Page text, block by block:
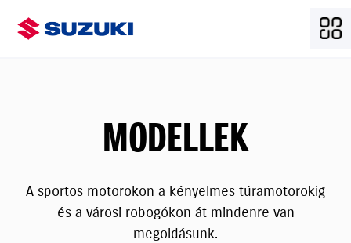
MODELLEK
A sportos motorokon a kényelmes túramotorokig
és a városi robogókon át mindenre van
megoldásunk.